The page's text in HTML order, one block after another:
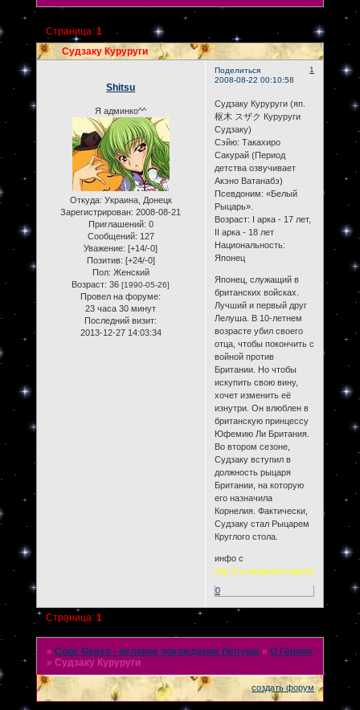
Судзаку Куруруги
Страница: 1
Поделиться
1
2008-08-22 00:10:58
Shitsu
Я админко^^
Откуда: Украина, Донецк
Зарегистрирован: 2008-08-21
Приглашений: 0
Сообщений: 127
Уважение: [+14/-0]
Позитив: [+24/-0]
Пол: Женский
Возраст: 36[1990-05-26]
Провел на форуме:
23 часа 30 минут
Последний визит:
2013-12-27 14:03:34
Судзаку Куруруги (яп.
枢木 スザク Куруруги
Судзаку)
Сэйю: Такахиро
Сакурай (Период
детства озвучивает
Акэно Ватанабэ)
Псевдоним: «Белый
Рыцарь».
Возраст: I арка - 17 лет,
II арка - 18 лет
Национальность:
Японец
Японец, служащий в
британских войсках.
Лучший и первый друг
Лелуша. В 10-летнем
возрасте убил своего
отца, чтобы покончить с
войной против
Британии. Но чтобы
искупить свою вину,
хочет изменить её
изнутри. Он влюблен в
британскую принцессу
Юфемию Ли Британия.
Во втором сезоне,
Судзаку вступил в
должность рыцаря
Британии, на которую
его назначила
Корнелия. Фактически,
Судзаку стал Рыцарем
Круглого стола.
инфо с
http://ru.wikipedia.org/wiki/
0
Страница: 1
» Code Geass - великое похождение Лелуша » О Героях
» Судзаку Куруруги
создать форум